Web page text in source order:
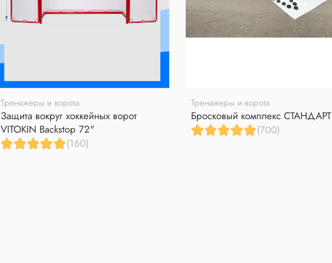
Тренажеры и ворота
Защита вокруг хоккейных ворот
VITOKIN Backstop 72"
(160)
Тренажеры и ворота
Бросковый комплекс СТАНДАРТ
(700)